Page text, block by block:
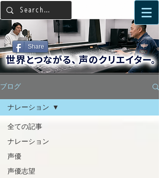
Share
ブログ
全ての記事
ナレーション
声優
声優志望
ナレーション